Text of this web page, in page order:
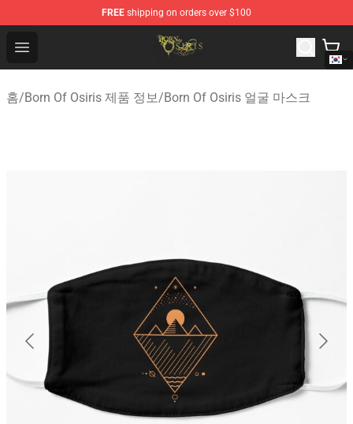
FREE shipping on orders over $100
Open menu
Born Of Osiris Store - Official Born Of Osiris
홈/Born Of Osiris 제품 정보/Born Of Osiris 얼굴 마스크